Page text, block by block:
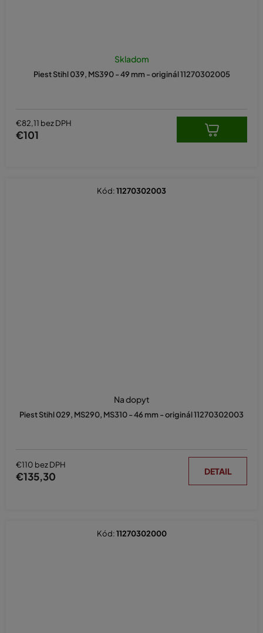
Piest Stihl 039, MS390 - 49 mm - originál 11270302005
Skladom
€82,11 bez DPH
€101
Piest Stihl 029, MS290, MS310 - 46 mm - originál 11270302003
Na dopyt
€110 bez DPH
€135,30 DETAIL
Kód:11270302003
Kód:11270302000